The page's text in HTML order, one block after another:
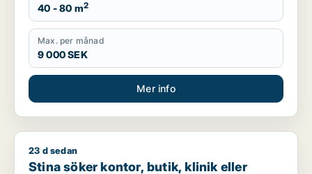
40 - 80 m2
Max. per månad
9 000 SEK
Mer info
Stina söker kontor, butik, klinik eller restauranglokal för
23 d sedan
Stina söker kontor, butik, klinik eller